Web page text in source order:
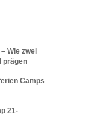
Wie zwei
prägen
Camps
21-